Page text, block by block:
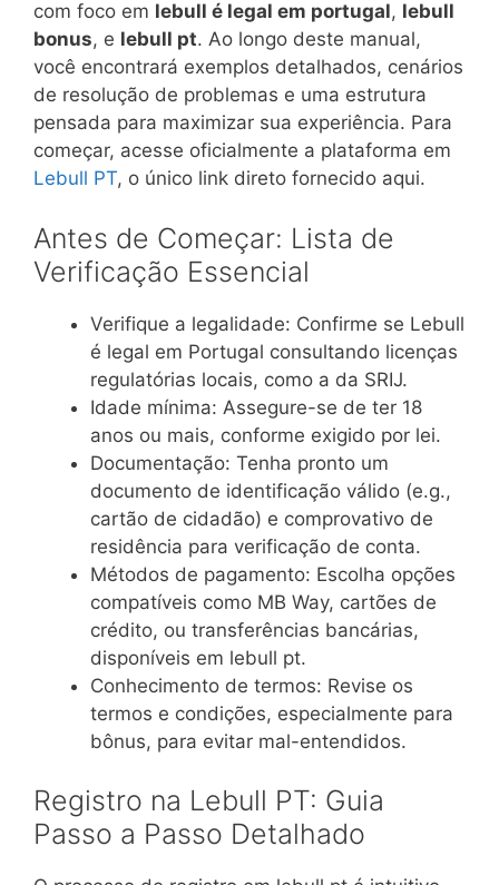
com foco em lebull é legal em portugal, lebull
bonus, e lebull pt. Ao longo deste manual,
você encontrará exemplos detalhados, cenários
de resolução de problemas e uma estrutura
pensada para maximizar sua experiência. Para
começar, acesse oficialmente a plataforma em
Lebull PT, o único link direto fornecido aqui.
Antes de Começar: Lista de
Verificação Essencial
Verifique a legalidade: Confirme se Lebull
é legal em Portugal consultando licenças
regulatórias locais, como a da SRIJ.
Idade mínima: Assegure-se de ter 18
anos ou mais, conforme exigido por lei.
Documentação: Tenha pronto um
documento de identificação válido (e.g.,
cartão de cidadão) e comprovativo de
residência para verificação de conta.
Métodos de pagamento: Escolha opções
compatíveis como MB Way, cartões de
crédito, ou transferências bancárias,
disponíveis em lebull pt.
Conhecimento de termos: Revise os
termos e condições, especialmente para
bônus, para evitar mal-entendidos.
Registro na Lebull PT: Guia
Passo a Passo Detalhado